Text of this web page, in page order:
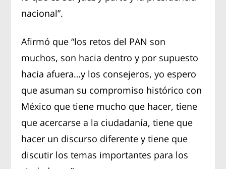
nacional”.
Afirmó que “los retos del PAN son
muchos, son hacia dentro y por supuesto
hacia afuera…y los consejeros, yo espero
que asuman su compromiso histórico con
México que tiene mucho que hacer, tiene
que acercarse a la ciudadanía, tiene que
hacer un discurso diferente y tiene que
discutir los temas importantes para los